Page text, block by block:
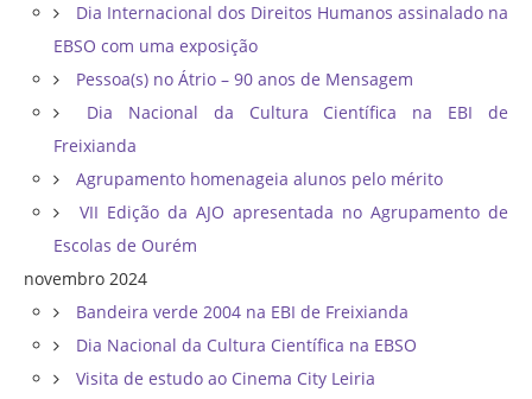
Dia Internacional dos Direitos Humanos assinalado na
EBSO com uma exposição
Pessoa(s) no Átrio – 90 anos de Mensagem
Dia Nacional da Cultura Científica na EBI de
Freixianda
Agrupamento homenageia alunos pelo mérito
VII Edição da AJO apresentada no Agrupamento de
Escolas de Ourém
novembro 2024
Bandeira verde 2004 na EBI de Freixianda
Dia Nacional da Cultura Científica na EBSO
Visita de estudo ao Cinema City Leiria